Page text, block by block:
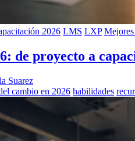
2026 LMS LXP
de proyecto a
Suarez
cambio en 2026 habilidades